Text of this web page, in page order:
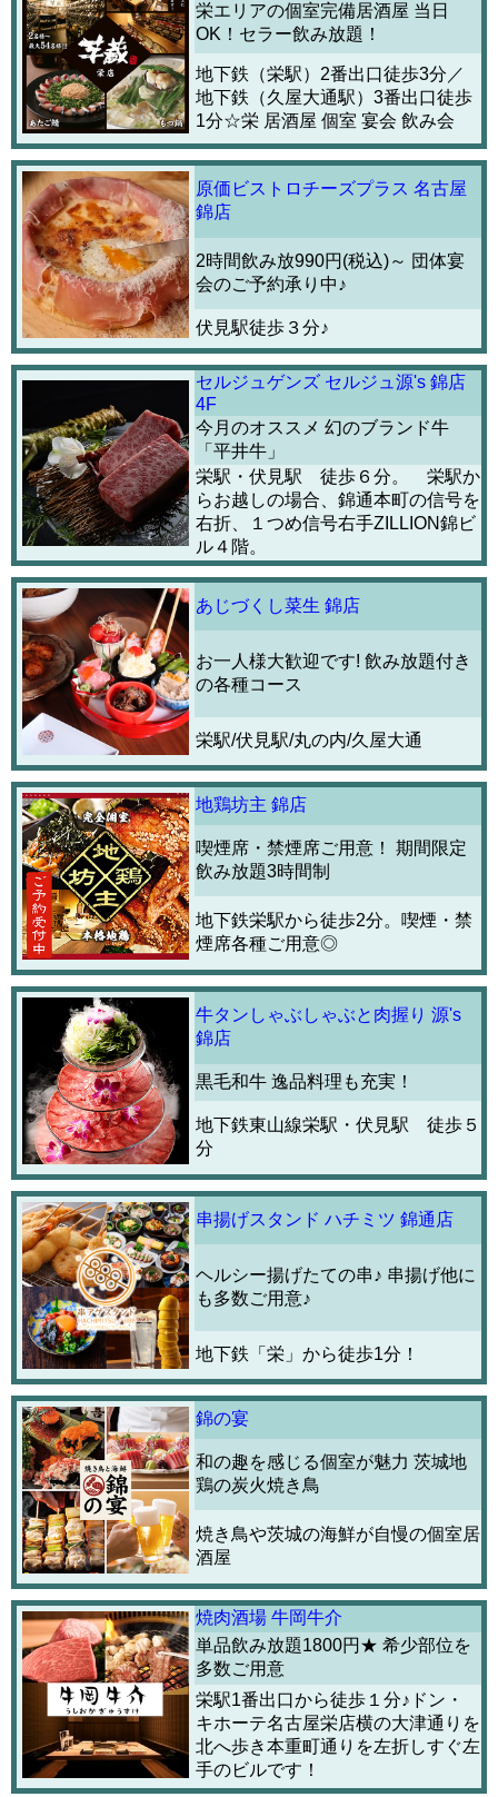
栄エリアの個室完備居酒屋 当日
OK！セラー飲み放題！
地下鉄（栄駅）2番出口徒歩3分／
地下鉄（久屋大通駅）3番出口徒歩
1分☆栄 居酒屋 個室 宴会 飲み会
原価ビストロチーズプラス 名古屋
錦店
2時間飲み放990円(税込)～ 団体宴
会のご予約承り中♪
伏見駅徒歩３分♪
セルジュゲンズ セルジュ源's 錦店
4F
今月のオススメ 幻のブランド牛
「平井牛」
栄駅・伏見駅 徒歩６分。 栄駅か
らお越しの場合、錦通本町の信号を
右折、１つめ信号右手ZILLION錦ビ
ル４階。
あじづくし菜生 錦店
お一人様大歓迎です! 飲み放題付き
の各種コース
栄駅/伏見駅/丸の内/久屋大通
地鶏坊主 錦店
喫煙席・禁煙席ご用意！ 期間限定
飲み放題3時間制
地下鉄栄駅から徒歩2分。喫煙・禁
煙席各種ご用意◎
牛タンしゃぶしゃぶと肉握り 源's
錦店
黒毛和牛 逸品料理も充実！
地下鉄東山線栄駅・伏見駅 徒歩５
分
串揚げスタンド ハチミツ 錦通店
ヘルシー揚げたての串♪ 串揚げ他に
も多数ご用意♪
地下鉄「栄」から徒歩1分！
錦の宴
和の趣を感じる個室が魅力 茨城地
鶏の炭火焼き鳥
焼き鳥や茨城の海鮮が自慢の個室居
酒屋
焼肉酒場 牛岡牛介
単品飲み放題1800円★ 希少部位を
多数ご用意
栄駅1番出口から徒歩１分♪ドン・
キホーテ名古屋栄店横の大津通りを
北へ歩き本重町通りを左折しすぐ左
手のビルです！